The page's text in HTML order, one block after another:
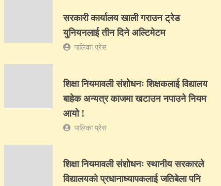
सरकारी कार्यालय खाली गराउन ट्रेड
युनियनलाई तीन दिने अल्टिमेटम
पालिका प्रेस
शिक्षा नियमावली संशोधनः शिक्षकलाई विद्यालय
बाहेक अन्यत्र काजमा खटाउन नपाउने नियम
आयो !
पालिका प्रेस
शिक्षा नियमावली संशोधनः स्थानीय सरकारले
विद्यालयको प्रधानाध्यापकलाई जतिबेला पनि